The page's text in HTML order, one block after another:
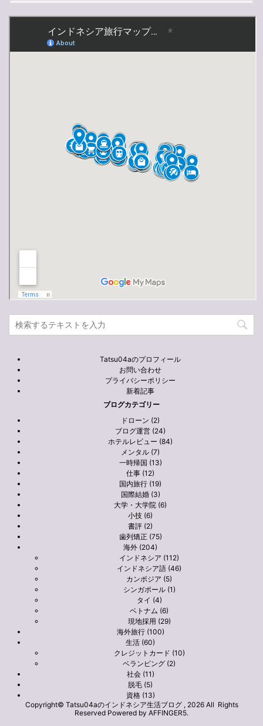
Tatsu04aのプロフィール
お問い合わせ
プライバシーポリシー
新着記事
ブログカテゴリー
ドローン (2)
ブログ運営 (24)
ホテルレビュー (84)
メンタル (7)
一時帰国 (13)
仕事 (12)
国内旅行 (19)
国際結婚 (3)
大学・大学院 (6)
小技 (6)
書評 (2)
歯列矯正 (75)
海外 (204)
インドネシア (112)
インドネシア語 (46)
カンボジア (5)
シンガポール (1)
タイ (4)
ベトナム (6)
現地採用 (29)
海外旅行 (100)
生活 (60)
クレジットカード (10)
ベランピング (2)
社会 (11)
脱毛 (5)
資格 (13)
Copyright© Tatsu04aのインドネシア生活ブログ , 2026 All Rights
Reserved Powered by AFFINGER5.